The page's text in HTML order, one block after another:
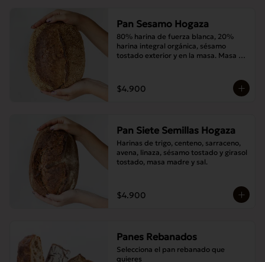
Pan Sesamo Hogaza
80% harina de fuerza blanca, 20%
harina integral orgánica, sésamo
tostado exterior y en la masa. Masa
$4.900
Pan Siete Semillas Hogaza
Harinas de trigo, centeno, sarraceno,
avena, linaza, sésamo tostado y girasol
tostado, masa madre y sal.
$4.900
Panes Rebanados
Selecciona el pan rebanado que
quieres